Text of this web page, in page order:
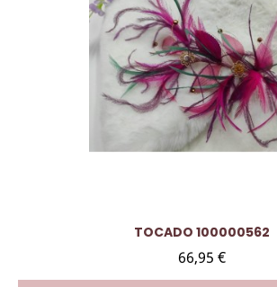
Vista rápida
TOCADO 100000562
66,95 €